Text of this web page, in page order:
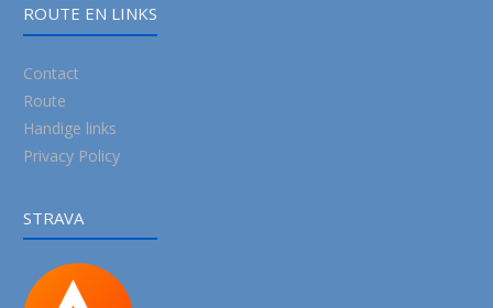
ROUTE EN LINKS
Contact
Route
Handige links
Privacy Policy
STRAVA